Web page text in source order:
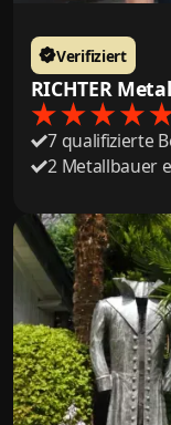
RICHTER
Verifiziert
7 qualifizierte
2 Metallbauer